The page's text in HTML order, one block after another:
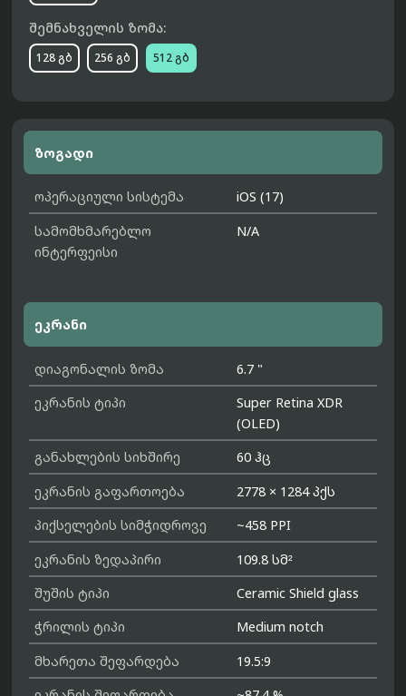
შემნახველის ზომა:
128 გბ 256 გბ 512 გბ
ზოგადი
ოპერაციული სისტემა
iOS (17)
სამომხმარებლო
ინტერფეისი
N/A
ეკრანი
დიაგონალის ზომა
6.7 "
ეკრანის ტიპი
Super Retina XDR
(OLED)
განახლების სიხშირე
60 ჰც
ეკრანის გაფართოება
2778 × 1284 პქს
პიქსელების სიმჭიდროვე
~458 PPI
ეკრანის ზედაპირი
109.8 სმ²
შუშის ტიპი
Ceramic Shield glass
ჭრილის ტიპი
Medium notch
მხარეთა შეფარდება
19.5:9